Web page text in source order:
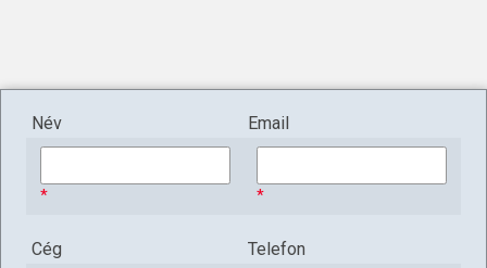
Név Email
Cég Telefon